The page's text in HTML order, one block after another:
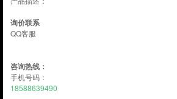
询价联系
QQ客服
咨询热线：
手机号码：
18588639490